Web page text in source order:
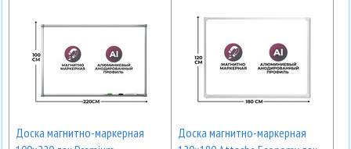
Доска магнитно-маркерная
Доска магнитно-маркерная